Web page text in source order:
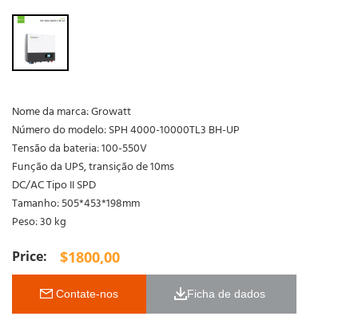
Nome da marca: Growatt
Número do modelo: SPH 4000-10000TL3 BH-UP
Tensão da bateria: 100-550V
Função da UPS, transição de 10ms
DC/AC Tipo II SPD
Tamanho: 505*453*198mm
Peso: 30 kg
$1800,00
Contate-nos Ficha de dados